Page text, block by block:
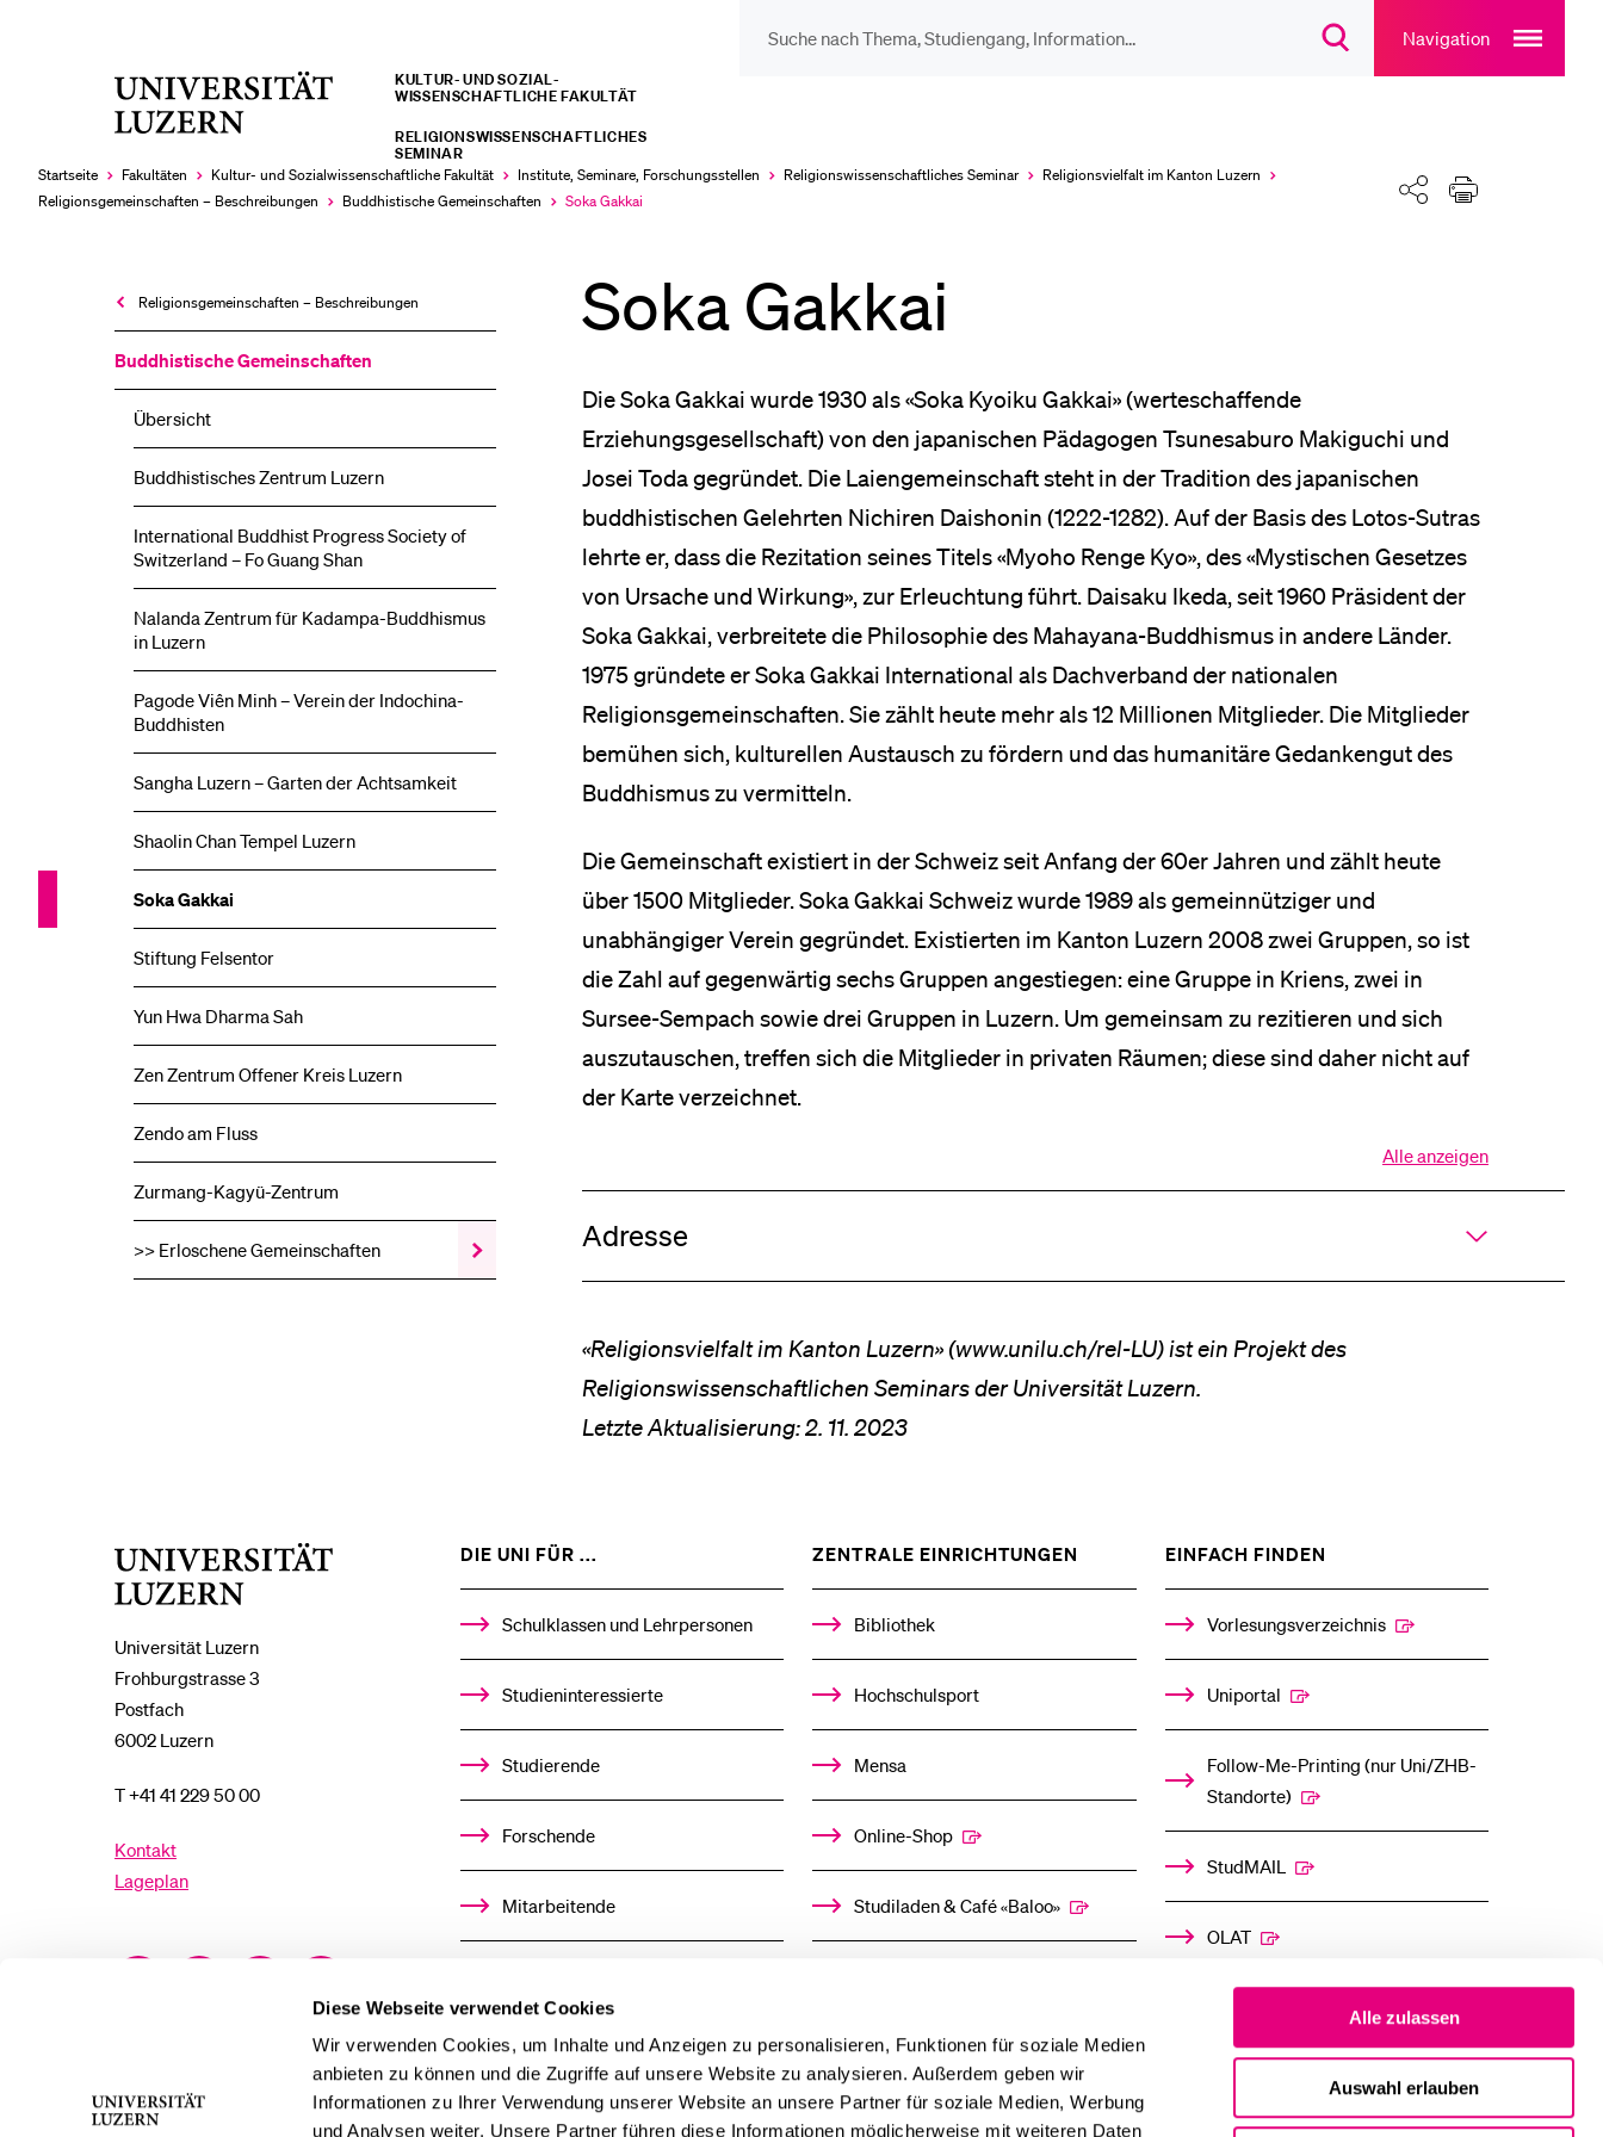
Diese Webseite verwendet Cookies
Wir verwenden Cookies, um Inhalte und Anzeigen zu personalisieren, Funktionen für soziale Medien
anbieten zu können und die Zugriffe auf unsere Website zu analysieren. Außerdem geben wir
Informationen zu Ihrer Verwendung unserer Website an unsere Partner für soziale Medien, Werbung
und Analysen weiter. Unsere Partner führen diese Informationen möglicherweise mit weiteren Daten
Alle zulassen
Auswahl erlauben
SuchdialogNavigation
main
navigation
Universität
KULTUR- UND SOZIAL­­­
WISSENSCHAFTLICHE FAKULTÄT
RELIGIONSWISSENSCHAFTLICHES
SEMINAR
Startseite
Fakultäten Kultur- und Sozial­­wissenschaftliche Fakultät Institute, Seminare, Forschungsstellen Religions­wissenschaftliches Seminar
Religionsvielfalt im Kanton Luzern
Religionsgemeinschaften – Beschreibungen
Buddhistische Gemeinschaften
Aktuell
Soka Gakkai
Teilen Drucken
Religionsgemeinschaften – Beschreibungen
Buddhistische Gemeinschaften
Übersicht
Buddhistisches Zentrum Luzern
International Buddhist Progress Society of
Switzerland – Fo Guang Shan
Nalanda Zentrum für Kadampa-Buddhismus
in Luzern
Pagode Viên Minh – Verein der Indochina-
Buddhisten
Sangha Luzern – Garten der Achtsamkeit
Shaolin Chan Tempel Luzern
Soka Gakkai
Stiftung Felsentor
Yun Hwa Dharma Sah
Zen Zentrum Offener Kreis Luzern
Zendo am Fluss
Zurmang-Kagyü-Zentrum
>> Erloschene Gemeinschaften
Zeige
das
Soka Gakkai
Die Soka Gakkai wurde 1930 als «Soka Kyoiku Gakkai» (werteschaffende
Erziehungsgesellschaft) von den japanischen Pädagogen Tsunesaburo Makiguchi und
Josei Toda gegründet. Die Laiengemeinschaft steht in der Tradition des japanischen
buddhistischen Gelehrten Nichiren Daishonin (1222-1282). Auf der Basis des Lotos-Sutras
lehrte er, dass die Rezitation seines Titels «Myoho Renge Kyo», des «Mystischen Gesetzes
von Ursache und Wirkung», zur Erleuchtung führt. Daisaku Ikeda, seit 1960 Präsident der
Soka Gakkai, verbreitete die Philosophie des Mahayana-Buddhismus in andere Länder.
1975 gründete er Soka Gakkai International als Dachverband der nationalen
Religionsgemeinschaften. Sie zählt heute mehr als 12 Millionen Mitglieder. Die Mitglieder
bemühen sich, kulturellen Austausch zu fördern und das humanitäre Gedankengut des
Buddhismus zu vermitteln.
Die Gemeinschaft existiert in der Schweiz seit Anfang der 60er Jahren und zählt heute
über 1500 Mitglieder. Soka Gakkai Schweiz wurde 1989 als gemeinnütziger und
unabhängiger Verein gegründet. Existierten im Kanton Luzern 2008 zwei Gruppen, so ist
die Zahl auf gegenwärtig sechs Gruppen angestiegen: eine Gruppe in Kriens, zwei in
Sursee-Sempach sowie drei Gruppen in Luzern. Um gemeinsam zu rezitieren und sich
auszutauschen, treffen sich die Mitglieder in privaten Räumen; diese sind daher nicht auf
der Karte verzeichnet.
Alle anzeigen
Sektionen
Akkordeons
Adresse
«Religionsvielfalt im Kanton Luzern» (www.unilu.ch/rel-LU) ist ein Projekt des
Religionswissenschaftlichen Seminars der Universität Luzern.
Letzte Aktualisierung: 2. 11. 2023
Universität Luzern
Frohburgstrasse 3
Postfach
6002 Luzern
T +41 41 229 50 00
Kontakt
Lageplan
DIE UNI FÜR ...
%1$S
UNTERMENÜ
Schulklassen und Lehrpersonen
Studieninteressierte
Studierende
Forschende
Mitarbeitende
Stellensuchende
Förderer
ZENTRALE EINRICHTUNGEN
%1$S
UNTERMENÜ
Bibliothek
Hochschulsport
Mensa
Online-Shop
Studiladen & Café «Baloo»
EINFACH FINDEN
%1$S
UNTERMENÜ
Vorlesungsverzeichnis
Uniportal
Follow-Me-Printing­ ­(nur Uni/ZHB-
Standorte)
StudMAIL
OLAT
LETZTE SUCHEN
Sie haben noch keine Suche getätigt.
DIE UNI FÜR…
Schulklassen und
Studien­interessierte
Mitarbeitende
Alumni
Stellensuchende
Förderer
Vorlesungsverzeichnis
Anmeldung und Zulassung